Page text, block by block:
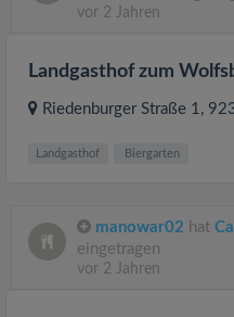
vor 2 Jahren
Landgasthof zum
Riedenburger Straße 1,
Landgasthof Biergarten
manowar02 hat
eingetragen
vor 2 Jahren